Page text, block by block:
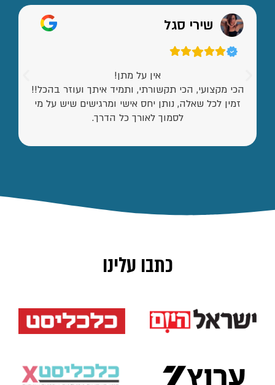
שירי סגל
אין על מתן!
הכי מקצועי, הכי תקשורתי, ותמיד איתך ועוזר בהכל!!
זמין לכל שאלה, נותן יחס אישי ומרגישים שיש על מי
לסמוך לאורך כל הדרך.
כתבו עלינו